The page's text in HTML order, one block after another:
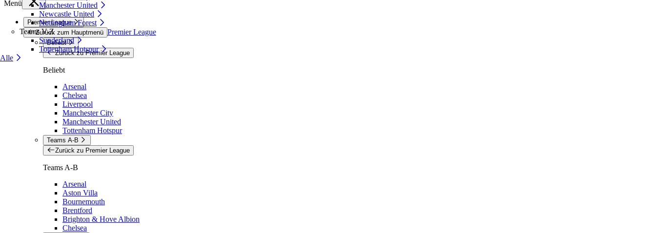
Manchester United
Newcastle United
Nottingham Forest
Teams V-Z
Sunderland
Tottenham Hotspur
Alle
Menü
Premier League
Zurück zum Hauptmenü Premier League
Beliebt
Zurück zu Premier League
Beliebt
Arsenal
Chelsea
Liverpool
Manchester City
Manchester United
Tottenham Hotspur
Teams A-B
Zurück zu Premier League
Teams A-B
Arsenal
Aston Villa
Bournemouth
Brentford
Brighton & Hove Albion
Chelsea